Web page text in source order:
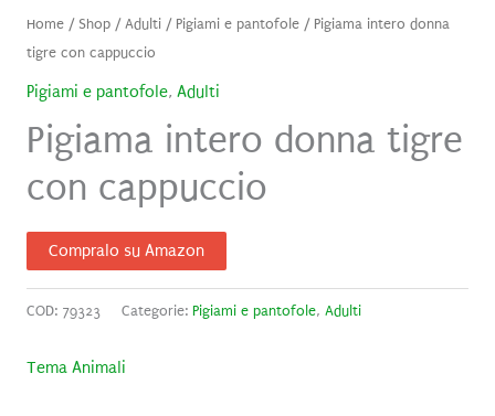
Home/ Shop/Adulti/ Pigiami e pantofole/ Pigiama intero donna
tigre con cappuccio
Pigiami e pantofole, Adulti
Pigiama intero donna tigre
con cappuccio
Compralo su Amazon
COD: 79323 Categorie: Pigiami e pantofole, Adulti
Tema Animali